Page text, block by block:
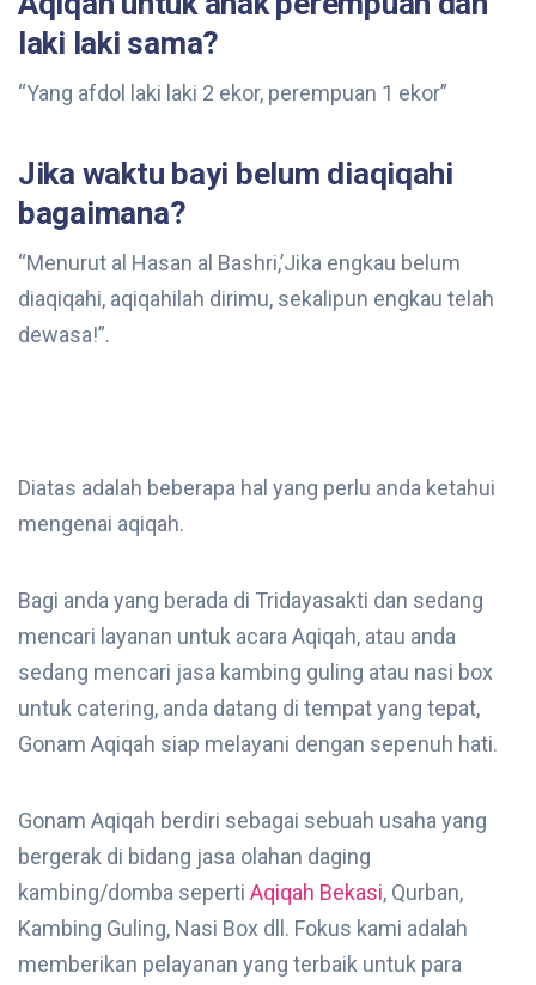
laki laki sama?
“Yang afdol laki laki 2 ekor, perempuan 1 ekor”
Jika waktu bayi belum diaqiqahi
bagaimana?
“Menurut al Hasan al Bashri,’Jika engkau belum
diaqiqahi, aqiqahilah dirimu, sekalipun engkau telah
dewasa!”.
Diatas adalah beberapa hal yang perlu anda ketahui
mengenai aqiqah.
Bagi anda yang berada di Tridayasakti dan sedang
mencari layanan untuk acara Aqiqah, atau anda
sedang mencari jasa kambing guling atau nasi box
untuk catering, anda datang di tempat yang tepat,
Gonam Aqiqah siap melayani dengan sepenuh hati.
Gonam Aqiqah berdiri sebagai sebuah usaha yang
bergerak di bidang jasa olahan daging
kambing/domba seperti Aqiqah Bekasi, Qurban,
Kambing Guling, Nasi Box dll. Fokus kami adalah
memberikan pelayanan yang terbaik untuk para